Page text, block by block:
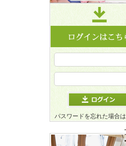
パスワードを忘れた場合は